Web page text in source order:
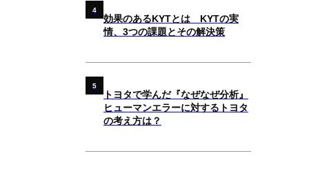
4
効果のあるKYTとは KYTの実
情、3つの課題とその解決策
5
トヨタで学んだ『なぜなぜ分析』
ヒューマンエラーに対するトヨタ
の考え方は？